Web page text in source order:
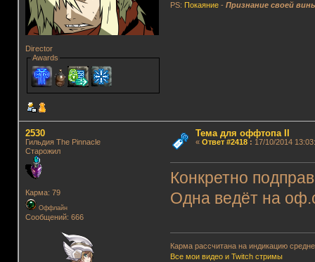
Director
Awards
PS: Покаяние -Признание своей
2530
Гильдия The Pinnacle
Старожил
Карма: 79
Оффлайн
Сообщений: 666
Тема для оффтопа II
« Ответ #2418: 17/10/2014
Конкретно
Одна ведёт на
Карма рассчитана на индикацию
Все мои видео и Twitch стримы